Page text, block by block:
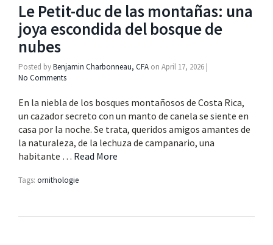
Le Petit-duc de las montañas: una
joya escondida del bosque de
nubes
Posted byBenjamin Charbonneau, CFA on April 17, 2026 |
No Comments
En la niebla de los bosques montañosos de Costa Rica,
un cazador secreto con un manto de canela se siente en
casa por la noche. Se trata, queridos amigos amantes de
la naturaleza, de la lechuza de campanario, una
habitante … Read More
Tags: ornithologie